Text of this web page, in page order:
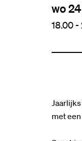
wo
18.00 -
met